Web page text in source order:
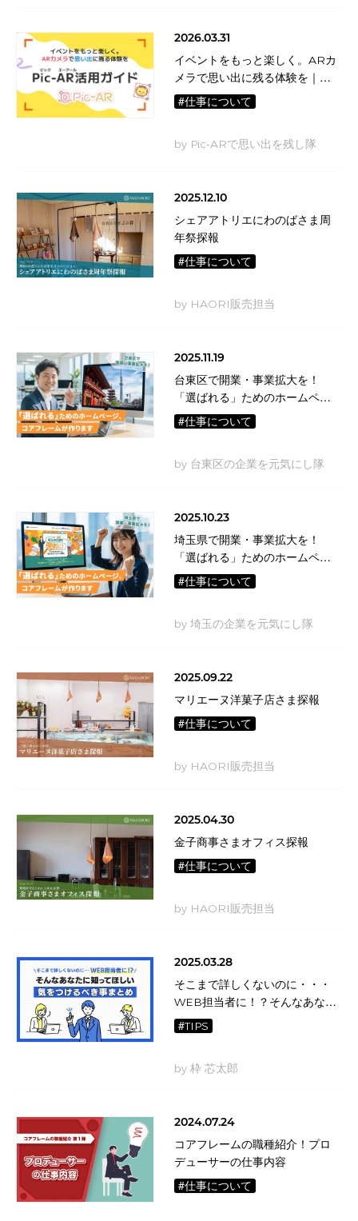
2026.03.31
イベントをもっと楽しく。ARカ
メラで思い出に残る体験を｜
Pic-AR活用ガイド
#仕事について
by Pic-ARで思い出を残し隊
2025.12.10
シェアアトリエにわのばさま周
年祭探報
#仕事について
by HAORI販売担当
2025.11.19
台東区で開業・事業拡大を！
「選ばれる」ためのホームペー
ジ、コアフレームが作ります
#仕事について
by 台東区の企業を元気にし隊
2025.10.23
埼玉県で開業・事業拡大を！
「選ばれる」ためのホームペー
ジ、コアフレームが作ります
#仕事について
by 埼玉の企業を元気にし隊
2025.09.22
マリエーヌ洋菓子店さま探報
#仕事について
by HAORI販売担当
2025.04.30
金子商事さまオフィス探報
#仕事について
by HAORI販売担当
2025.03.28
そこまで詳しくないのに・・・
WEB担当者に！？そんなあなた
に知ってほしい気をつけるべき
事まとめ
#TIPS
by 枠 芯太郎
2024.07.24
コアフレームの職種紹介！プロ
デューサーの仕事内容
#仕事について